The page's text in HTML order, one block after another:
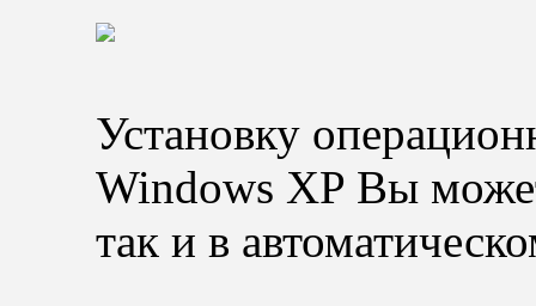
Установку
Windows XP Вы
так и в